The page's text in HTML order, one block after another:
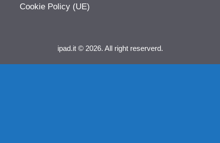
Cookie Policy (UE)
ipad.it © 2026. All right reserverd.